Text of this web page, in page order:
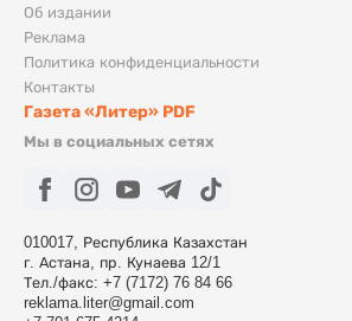
Об издании
Реклама
Политика конфиденциальности
Контакты
Газета «Литер» PDF
Мы в социальных сетях
010017, Республика Казахстан
г. Астана, пр. Кунаева 12/1
Тел./факс: +7 (7172) 76 84 66
reklama.liter@gmail.com